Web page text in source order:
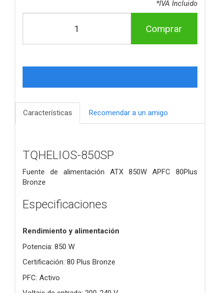
*IVA Incluido
Comprar
Características Recomendar a un amigo
TQHELIOS-850SP
Fuente de alimentación ATX 850W APFC 80Plus
Bronze
Especificaciones
Rendimiento y alimentación
Potencia: 850 W
Certificación: 80 Plus Bronze
PFC: Activo